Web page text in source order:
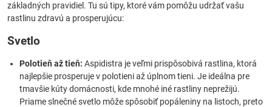
základných pravidiel. Tu sú tipy, ktoré vám pomôžu udržať vašu
rastlinu zdravú a prosperujúcu:
Svetlo
Polotieň až tieň: Aspidistra je veľmi prispôsobivá rastlina, ktorá
najlepšie prosperuje v polotieni až úplnom tieni. Je ideálna pre
tmavšie kúty domácnosti, kde mnohé iné rastliny neprežijú.
Priame slnečné svetlo môže spôsobiť popáleniny na listoch, preto